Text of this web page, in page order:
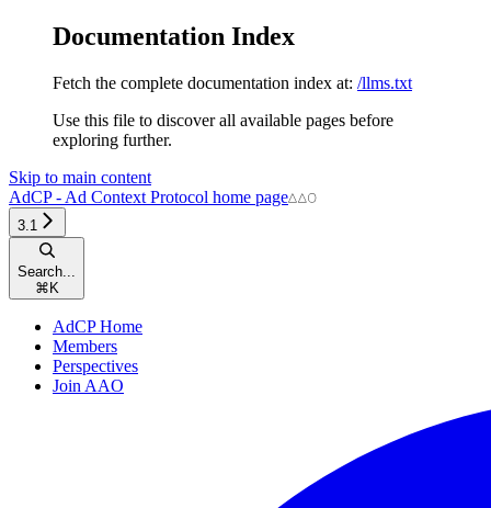
Documentation Index
Fetch the complete documentation index at: /llms.txt
Use this file to discover all available pages before
exploring further.
Skip to main content
AdCP - Ad Context Protocol home page
3.1
Search...
⌘ K
AdCP Home
Members
Perspectives
Join AAO